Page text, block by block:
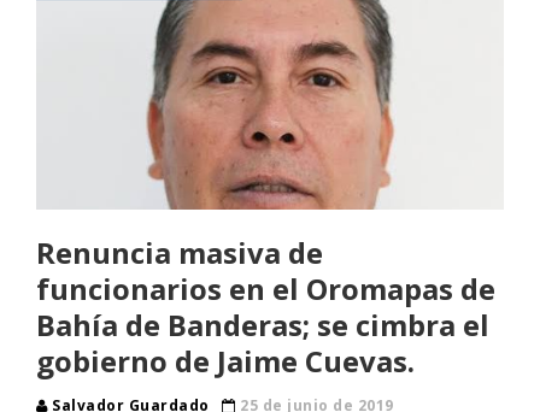
Renuncia masiva de
funcionarios en el Oromapas de
Bahía de Banderas; se cimbra el
gobierno de Jaime Cuevas.
Salvador Guardado
25 de junio de 2019